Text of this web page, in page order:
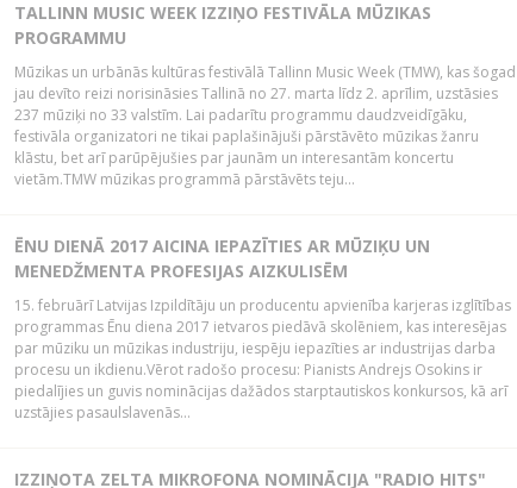
TALLINN MUSIC WEEK IZZIŅO FESTIVĀLA MŪZIKAS
PROGRAMMU
Mūzikas un urbānās kultūras festivālā Tallinn Music Week (TMW), kas šogad
jau devīto reizi norisināsies Tallinā no 27. marta līdz 2. aprīlim, uzstāsies
237 mūziķi no 33 valstīm. Lai padarītu programmu daudzveidīgāku,
festivāla organizatori ne tikai paplašinājuši pārstāvēto mūzikas žanru
klāstu, bet arī parūpējušies par jaunām un interesantām koncertu
vietām.TMW mūzikas programmā pārstāvēts teju...
ĒNU DIENĀ 2017 AICINA IEPAZĪTIES AR MŪZIĶU UN
MENEDŽMENTA PROFESIJAS AIZKULISĒM
15. februārī Latvijas Izpildītāju un producentu apvienība karjeras izglītības
programmas Ēnu diena 2017 ietvaros piedāvā skolēniem, kas interesējas
par mūziku un mūzikas industriju, iespēju iepazīties ar industrijas darba
procesu un ikdienu.Vērot radošo procesu: Pianists Andrejs Osokins ir
piedalījies un guvis nominācijas dažādos starptautiskos konkursos, kā arī
uzstājies pasaulslavenās...
IZZIŅOTA ZELTA MIKROFONA NOMINĀCIJA "RADIO HITS"